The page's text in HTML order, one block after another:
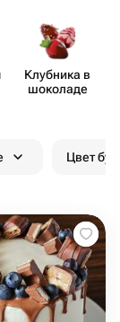
Клубника в
шоколаде
Цвет